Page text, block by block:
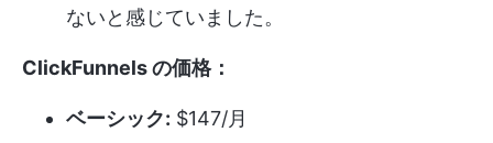
ないと感じていました。
ClickFunnels の価格：
ベーシック: $147/月